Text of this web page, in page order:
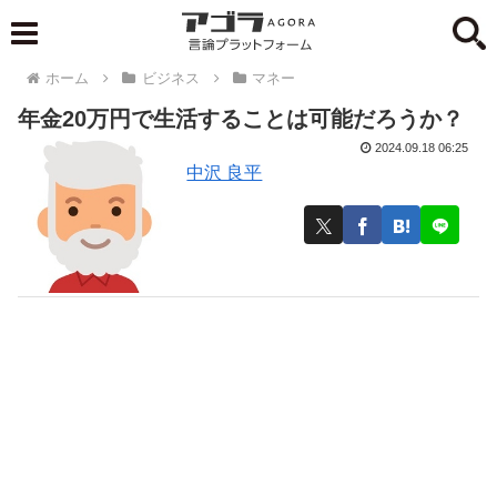
ホーム ビジネス マネー
年金20万円で生活することは可能だろうか？
中沢 良平
2024.09.18 06:25